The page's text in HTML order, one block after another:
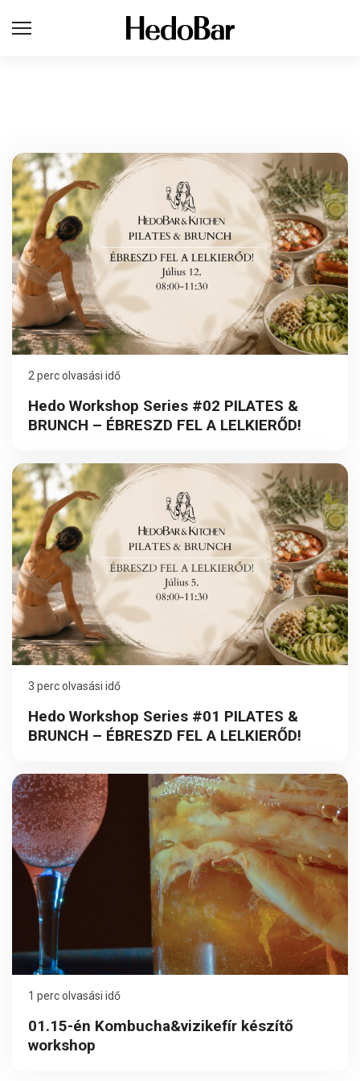
2 perc olvasási idő
Hedo Workshop Series #02 PILATES &
BRUNCH – ÉBRESZD FEL A LELKIERŐD!
3 perc olvasási idő
Hedo Workshop Series #01 PILATES &
BRUNCH – ÉBRESZD FEL A LELKIERŐD!
1 perc olvasási idő
01.15-én Kombucha&vizikefír készítő
workshop